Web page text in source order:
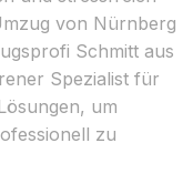
von Nürnberg
Schmitt aus
Spezialist für
um
zu